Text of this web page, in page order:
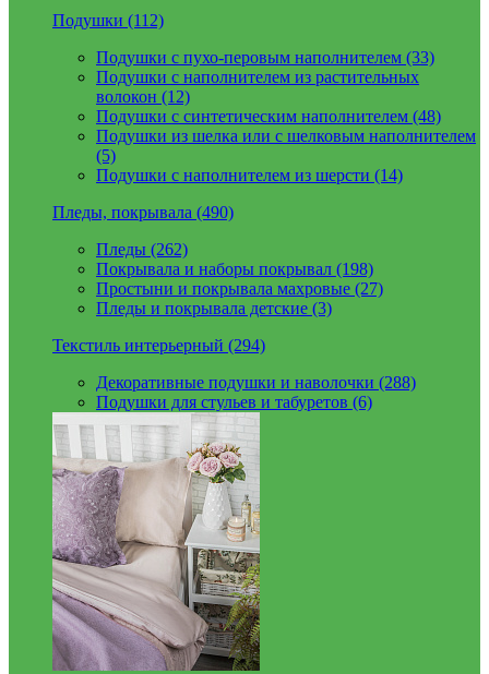
Подушки (112)
Подушки с пухо-перовым наполнителем (33)
Подушки с наполнителем из растительных
волокон (12)
Подушки с синтетическим наполнителем (48)
Подушки из шелка или с шелковым наполнителем
(5)
Подушки с наполнителем из шерсти (14)
Пледы, покрывала (490)
Пледы (262)
Покрывала и наборы покрывал (198)
Простыни и покрывала махровые (27)
Пледы и покрывала детские (3)
Текстиль интерьерный (294)
Декоративные подушки и наволочки (288)
Подушки для стульев и табуретов (6)